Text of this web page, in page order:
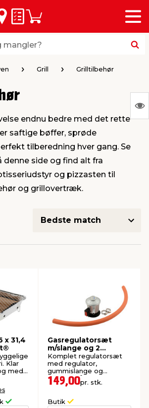
Huskeseddel
Indkøbskurv
Menu
Grill Grilltilbehør
endnu bedre med det rette
saftige bøffer, sprøde
tilberedning hver gang. Se
denne side og find alt fra
og pizzasten til
og grillovertræk.
x 31,4
Klar
med
Gasregulatorsæt
m/slange og 2
spændebånd -
Grillexpert®
Komplet regulatorsæt
med regulator,
gummislange og
spændebånd.
149,00pr. stk.
Butik